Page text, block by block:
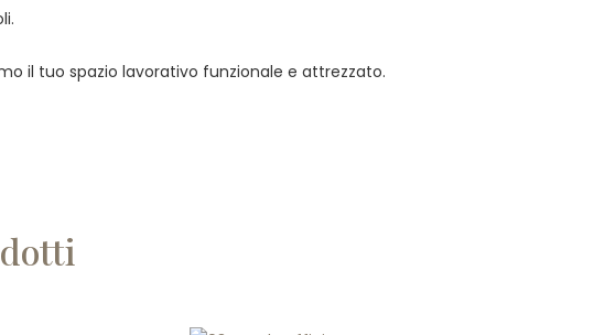
il tuo spazio lavorativo funzionale e attrezzato.